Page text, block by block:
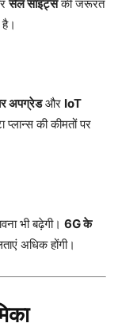
सेल साइट्सकी जरूरत
अपग्रेडऔर IoT
की कीमतों पर
भी बढ़ेगी। 6G के
अधिक होंगी।